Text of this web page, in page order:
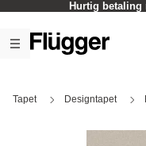
Hurtig betaling
Tapet Designtapet